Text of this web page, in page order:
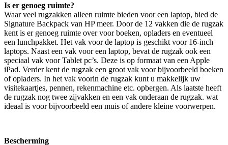
Is er genoeg ruimte?
Waar veel rugzakken alleen ruimte bieden voor een laptop, bied de
Signature Backpack van HP meer. Door de 12 vakken die de rugzak
kent is er genoeg ruimte over voor boeken, opladers en eventueel
een lunchpakket. Het vak voor de laptop is geschikt voor 16-inch
laptops. Naast een vak voor een laptop, bevat de rugzak ook een
speciaal vak voor Tablet pc’s. Deze is op formaat van een Apple
iPad. Verder kent de rugzak een groot vak voor bijvoorbeeld boeken
of opladers. In het vak voorin de rugzak kunt u makkelijk uw
visitekaartjes, pennen, rekenmachine etc. opbergen. Als laatste heeft
de rugzak nog twee zijvakken en een vak onderaan de rugzak. wat
ideaal is voor bijvoorbeeld een muis of andere kleine voorwerpen.
Bescherming